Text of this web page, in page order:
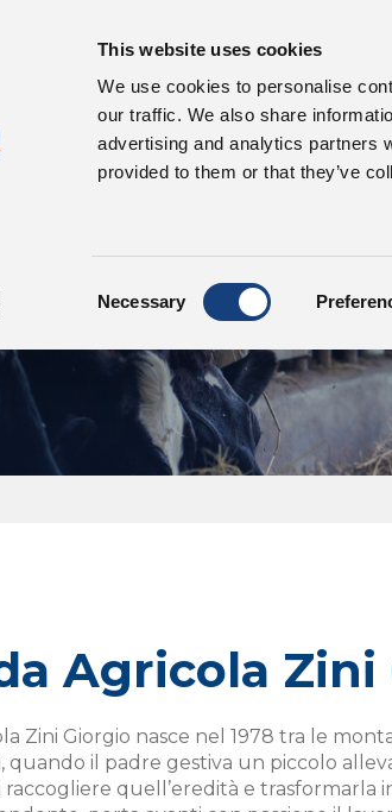
This website uses cookies
We use cookies to personalise
our traffic. We also share
advertising and analytics partners
provided to them or that they’ve
Necessary
Chi siamo
Agricola Zini
Zini Giorgio nasce nel 1978 tra le
quando il padre gestiva un piccolo
raccogliere quell’eredità e trasformarla